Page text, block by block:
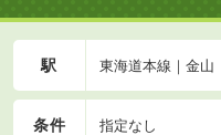
駅 東海道本線｜金山
条件 指定なし